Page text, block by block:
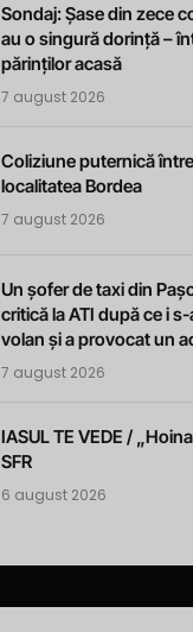
Sondaj: Șase din zece
au o singură dorință –
părinților acasă
7 august 2026
Coliziune puternică
localitatea Bordea
7 august 2026
Un șofer de taxi din
critică la ATI după ce i
volan și a provocat un
7 august 2026
IASUL TE VEDE /
SFR
6 august 2026